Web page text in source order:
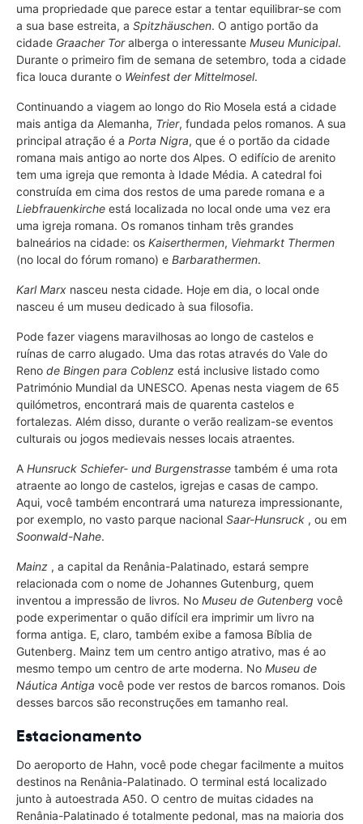
uma propriedade que parece estar a tentar equilibrar-se com
a sua base estreita, a Spitzhäuschen. O antigo portão da
cidade Graacher Toralberga o interessante Museu Municipal.
Durante o primeiro fim de semana de setembro, toda a cidade
fica louca durante o Weinfest der Mittelmosel.
Continuando a viagem ao longo do Rio Mosela está a cidade
mais antiga da Alemanha, Trier, fundada pelos romanos. A sua
principal atração é a Porta Nigra, que é o portão da cidade
romana mais antigo ao norte dos Alpes. O edifício de arenito
tem uma igreja que remonta à Idade Média. A catedral foi
construída em cima dos restos de uma parede romana e a
Liebfrauenkirche está localizada no local onde uma vez era
uma igreja romana. Os romanos tinham três grandes
balneários na cidade: os Kaiserthermen, Viehmarkt Thermen
(no local do fórum romano) e Barbarathermen.
Karl Marx nasceu nesta cidade. Hoje em dia, o local onde
nasceu é um museu dedicado à sua filosofia.
Pode fazer viagens maravilhosas ao longo de castelos e
ruínas de carro alugado. Uma das rotas através do Vale do
Reno de Bingen para Coblenz está inclusive listado como
Património Mundial da UNESCO. Apenas nesta viagem de 65
quilómetros, encontrará mais de quarenta castelos e
fortalezas. Além disso, durante o verão realizam-se eventos
culturais ou jogos medievais nesses locais atraentes.
A Hunsruck Schiefer- und Burgenstrasse também é uma rota
atraente ao longo de castelos, igrejas e casas de campo.
Aqui, você também encontrará uma natureza impressionante,
por exemplo, no vasto parque nacional Saar-Hunsruck , ou em
Soonwald-Nahe.
Mainz , a capital da Renânia-Palatinado, estará sempre
relacionada com o nome de Johannes Gutenburg, quem
inventou a impressão de livros. No Museu de Gutenberg você
pode experimentar o quão difícil era imprimir um livro na
forma antiga. E, claro, também exibe a famosa Bíblia de
Gutenberg. Mainz tem um centro antigo atrativo, mas é ao
mesmo tempo um centro de arte moderna. No Museu de
Náutica Antiga você pode ver restos de barcos romanos. Dois
desses barcos são reconstruções em tamanho real.
Estacionamento
Do aeroporto de Hahn, você pode chegar facilmente a muitos
destinos na Renânia-Palatinado. O terminal está localizado
junto à autoestrada A50. O centro de muitas cidades na
Renânia-Palatinado é totalmente pedonal, mas na maioria dos